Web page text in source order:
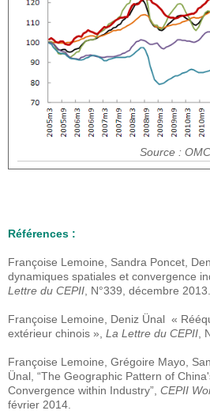
Source : OMC.
Références :
Françoise Lemoine, Sandra Poncet,
dynamiques spatiales et convergence
Lettre du CEPII, N°339, décembre 2013.
Françoise Lemoine, Deniz Ünal «
extérieur chinois », La Lettre du CEPII,
Françoise Lemoine, Grégoire Mayo,
Ünal, “The Geographic Pattern of
Convergence within Industry”, CEPII
février 2014.